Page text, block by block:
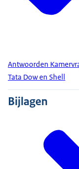
Antwoorden
Tata Dow en Shell
Bijlagen